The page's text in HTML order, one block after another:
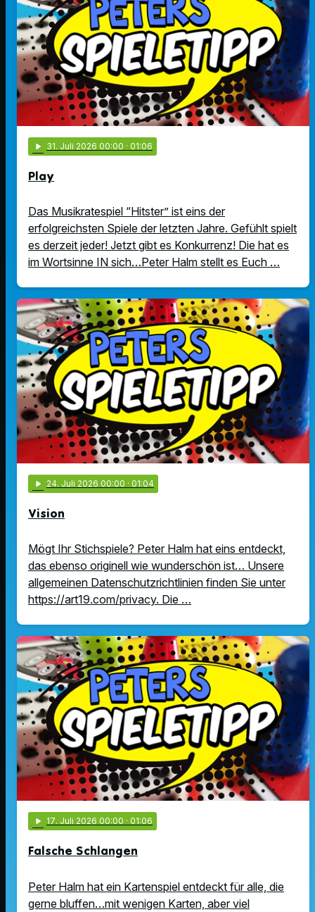
play_arrow 31. Juli 2026 00:00 · 01:06
Play
Das Musikratespiel “Hitster” ist eins der
erfolgreichsten Spiele der letzten Jahre. Gefühlt spielt
es derzeit jeder! Jetzt gibt es Konkurrenz! Die hat es
im Wortsinne IN sich…Peter Halm stellt es Euch …
play_arrow 24. Juli 2026 00:00 · 01:04
Vision
Mögt Ihr Stichspiele? Peter Halm hat eins entdeckt,
das ebenso originell wie wunderschön ist… Unsere
allgemeinen Datenschutzrichtlinien finden Sie unter
https://art19.com/privacy. Die …
play_arrow 17. Juli 2026 00:00 · 01:06
Falsche Schlangen
Peter Halm hat ein Kartenspiel entdeckt für alle, die
gerne bluffen…mit wenigen Karten, aber viel